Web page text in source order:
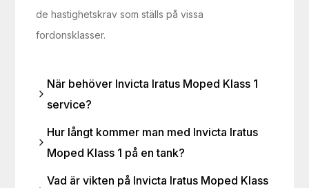
de hastighetskrav som ställs på vissa
fordonsklasser.
När behöver Invicta Iratus Moped Klass 1
service?
Hur långt kommer man med Invicta Iratus
Moped Klass 1 på en tank?
Vad är vikten på Invicta Iratus Moped Klass